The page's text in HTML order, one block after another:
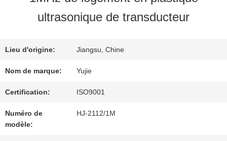
VISITE
CONTRÔLE
DE
QUALITÉ
ultrasonique de transducteur
Lieu d'origine: Jiangsu, Chine
Nom de marque: Yujie
Certification: ISO9001
Numéro de
modèle:
HJ-2112/1M